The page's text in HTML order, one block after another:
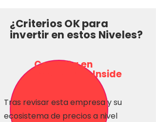
¿Criterios OK para
invertir en estos Niveles?
Consulta en
Inversionas Inside
Tras revisar esta empresa y su
ecosistema de precios a nivel